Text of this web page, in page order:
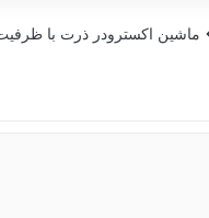
ماشین اکسترودر ذرت با